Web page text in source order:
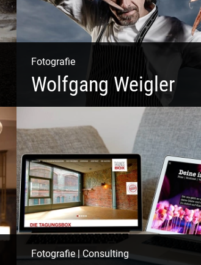
Fotografie
Wolfgang Weigler
W.U.F.O. Food Orbiter | Event
Service | Essen & Trinken
Fotografie| Consulting